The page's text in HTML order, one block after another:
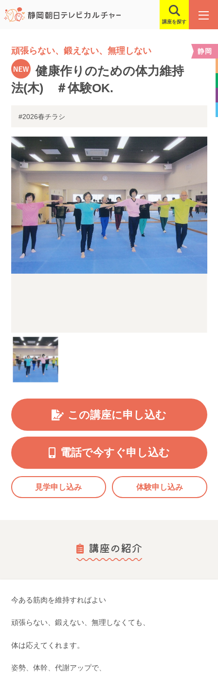
講座を探す
静岡
頑張らない、鍛えない、無理しない
健康作りのための体力維持
法(木) ＃体験OK.
#2026春チラシ
この講座に申し込む
電話で今すぐ申し込む
見学申し込み 体験申し込み
講座の紹介
今ある筋肉を維持すればよい
頑張らない、鍛えない、無理しなくても、
体は応えてくれます。
姿勢、体幹、代謝アップで、